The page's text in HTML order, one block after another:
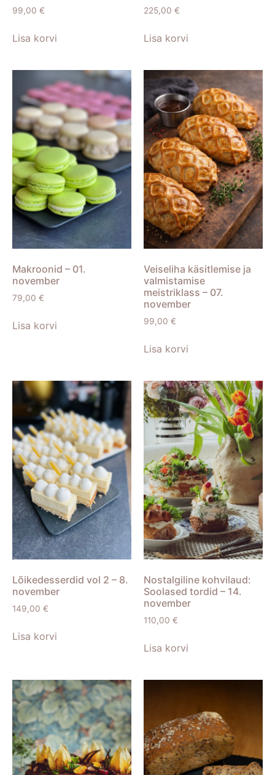
99,00 €
Lisa korvi
225,00 €
Lisa korvi
Makroonid – 01.
november
79,00 €
Lisa korvi
Veiseliha käsitlemise ja
valmistamise
meistriklass – 07.
november
99,00 €
Lisa korvi
Lõikedesserdid vol 2 – 8.
november
149,00 €
Lisa korvi
Nostalgiline kohvilaud:
Soolased tordid – 14.
november
110,00 €
Lisa korvi